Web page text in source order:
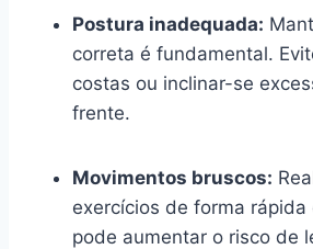
Postura inadequada:
correta é fundamental.
costas ou inclinar-se
frente.
Movimentos bruscos:
exercícios de forma
pode aumentar o risco de